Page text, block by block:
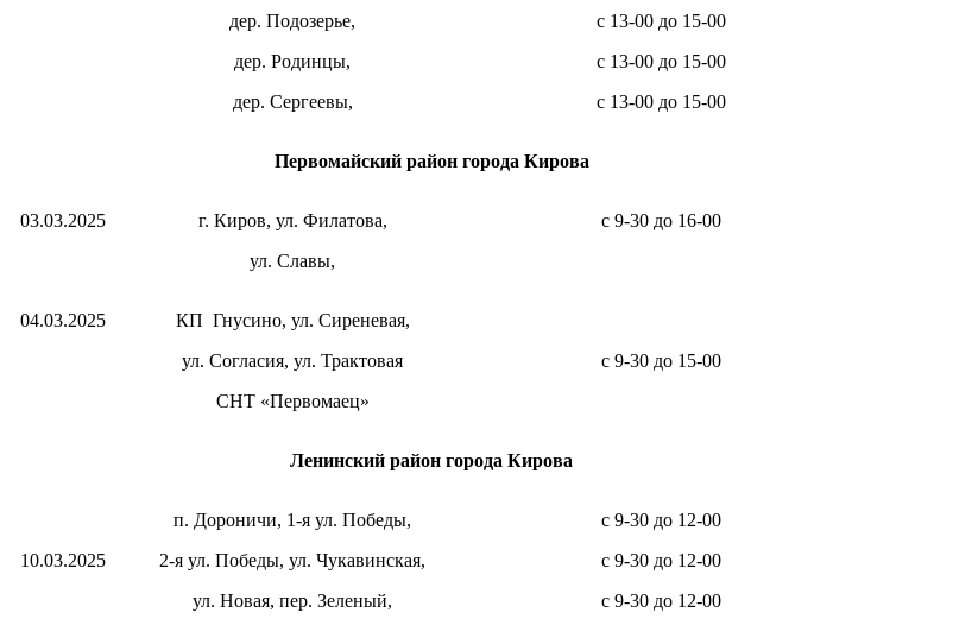
дер. Подозерье,
дер. Родинцы,
дер. Сергеевы,
с 13-00 до 15-00
с 13-00 до 15-00
с 13-00 до 15-00
Первомайский район города Кирова
03.03.2025
г. Киров, ул. Филатова,
ул. Славы,
с 9-30 до 16-00
04.03.2025 КП Гнусино, ул. Сиреневая,
ул. Согласия, ул. Трактовая
СНТ «Первомаец»
с 9-30 до 15-00
Ленинский район города Кирова
10.03.2025
п. Дороничи, 1-я ул. Победы,
2-я ул. Победы, ул. Чукавинская,
ул. Новая, пер. Зеленый,
с 9-30 до 12-00
с 9-30 до 12-00
с 9-30 до 12-00